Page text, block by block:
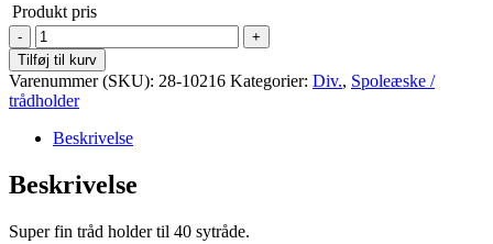
Produkt pris
Tråd
holder
-
holder
til
40
sytråde
antal
Tilføj til kurv
Varenummer (SKU): 28-10216 Kategorier: Div., Spoleæske /
trådholder
Beskrivelse
Beskrivelse
Super fin tråd holder til 40 sytråde.